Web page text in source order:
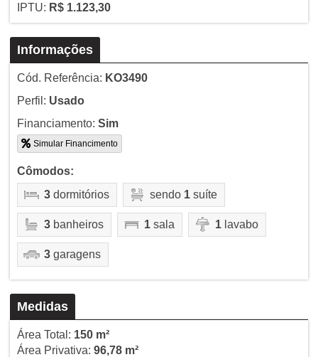
IPTU: R$ 1.123,30
Informações
Cód. Referência: KO3490
Perfil: Usado
Financiamento: Sim
Simular Financimento
Cômodos:
3dormitórios sendo 1suíte
3banheiros 1sala 1lavabo
3garagens
Medidas
Área Total: 150 m²
Área Privativa: 96,78 m²